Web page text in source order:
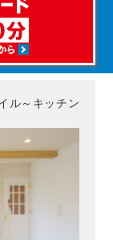
ル～キッチン